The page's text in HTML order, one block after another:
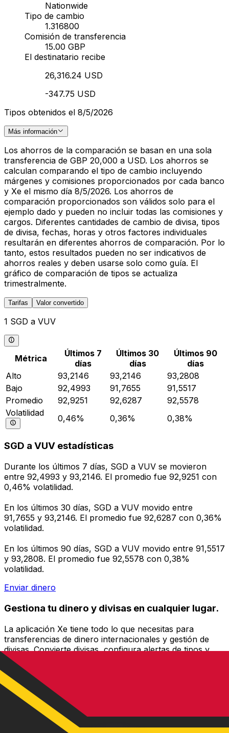
Nationwide
Tipo de cambio
1.316800
Comisión de transferencia
15.00 GBP
El destinatario recibe
26,316.24 USD
-347.75 USD
Tipos obtenidos el 8/5/2026
Más información
Los ahorros de la comparación se basan en una sola
transferencia de GBP 20,000 a USD. Los ahorros se
calculan comparando el tipo de cambio incluyendo
márgenes y comisiones proporcionados por cada banco
y Xe el mismo día 8/5/2026. Los ahorros de
comparación proporcionados son válidos solo para el
ejemplo dado y pueden no incluir todas las comisiones y
cargos. Diferentes cantidades de cambio de divisa, tipos
de divisa, fechas, horas y otros factores individuales
resultarán en diferentes ahorros de comparación. Por lo
tanto, estos resultados pueden no ser indicativos de
ahorros reales y deben usarse solo como guía. El
gráfico de comparación de tipos se actualiza
trimestralmente.
Tarifas Valor convertido
1 SGD a VUV
Métrica
Últimos 7
días
Últimos 30
días
Últimos 90
días
Alto
93,2146 93,2146
93,2808
Bajo
92,4993 91,7655
91,5517
Promedio
92,9251 92,6287
92,5578
Volatilidad
0,46% 0,36% 0,38%
SGD a VUV estadísticas
Durante los últimos 7 días, SGD a VUV se movieron
entre 92,4993 y 93,2146. El promedio fue 92,9251 con
0,46% volatilidad.
En los últimos 30 días, SGD a VUV movido entre
91,7655 y 93,2146. El promedio fue 92,6287 con 0,36%
volatilidad.
En los últimos 90 días, SGD a VUV movido entre 91,5517
y 93,2808. El promedio fue 92,5578 con 0,38%
volatilidad.
Enviar dinero
Gestiona tu dinero y divisas en cualquier lugar.
La aplicación Xe tiene todo lo que necesitas para
transferencias de dinero internacionales y gestión de
divisas. Convierte divisas, configura alertas de tipos y
transfiere dinero al extranjero sin comisiones ocultas.
¡Descarga hoy!